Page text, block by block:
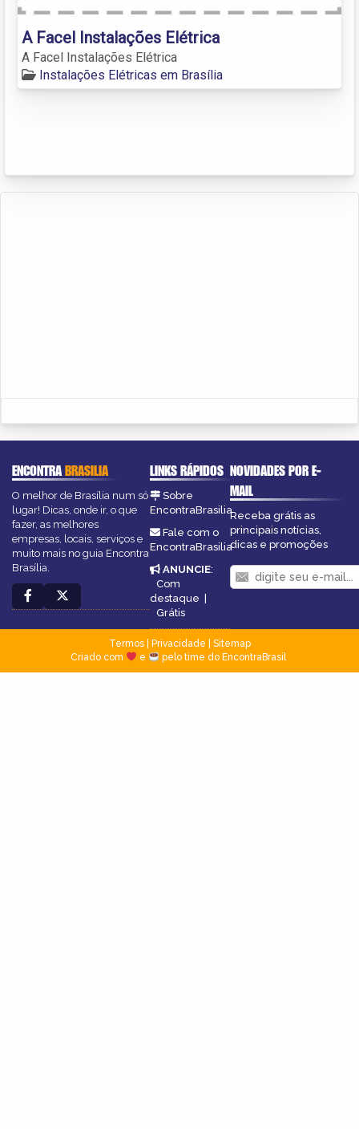
A Facel Instalações Elétrica
A Facel Instalações Elétrica
Instalações Elétricas em Brasília
ENCONTRABRASILIA
O melhor de Brasília num só
lugar! Dicas, onde ir, o que
fazer, as melhores
empresas, locais, serviços e
muito mais no guia Encontra
Brasília.
LINKS RÁPIDOS
Sobre
EncontraBrasilia
Fale com o
EncontraBrasilia
ANUNCIE:
Com
destaque |
Grátis
NOVIDADES POR E-
MAIL
Receba grátis as
principais notícias,
dicas e promoções
Termos| Privacidade
Sitemap
Criado com
e pelo time do EncontraBrasil